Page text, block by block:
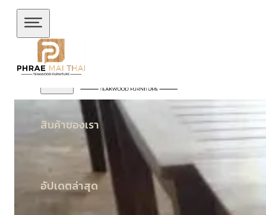
ข้ามไปยังเนื้อหาหลัก
สินค้าของเรา
อัปเดตล่าสุด